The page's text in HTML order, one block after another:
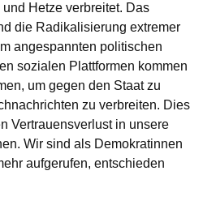
Hetze verbreitet. Das
die Radikalisierung extremer
angespannten politischen
sozialen Plattformen kommen
um gegen den Staat zu
zu verbreiten. Dies
Vertrauensverlust in unsere
Wir sind als Demokratinnen
aufgerufen, entschieden